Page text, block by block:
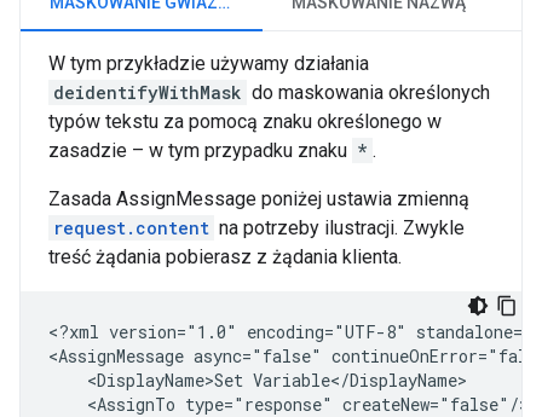
W tym przykładzie używamy działania
deidentifyWithMask do maskowania określonych
typów tekstu za pomocą znaku określonego w
zasadzie – w tym przypadku znaku * .
Zasada AssignMessage poniżej ustawia zmienną
request.content na potrzeby ilustracji. Zwykle
treść żądania pobierasz z żądania klienta.
<?xml version="1.0" encoding="UTF-8"
<AssignMessage async="false"
<DisplayName>Set
<AssignTo type="response"